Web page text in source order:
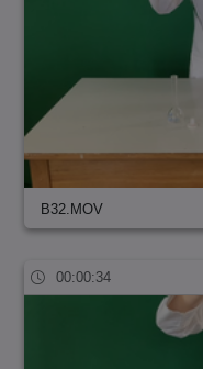
B32.MOV
00:00:34